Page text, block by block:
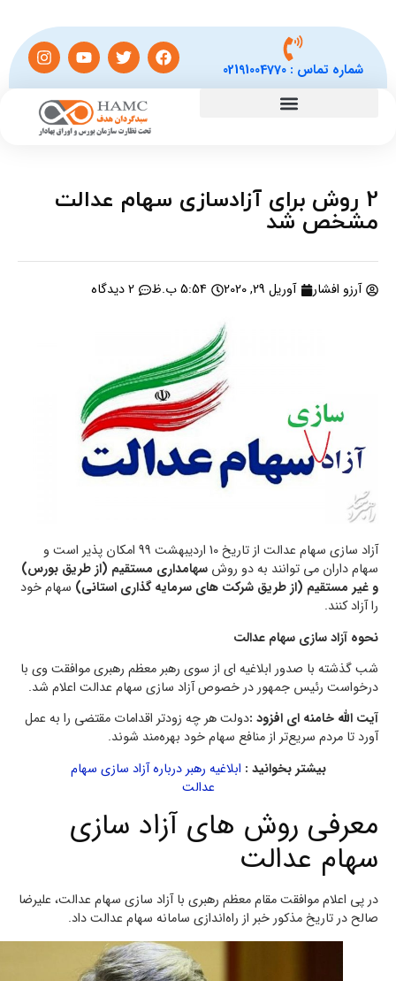
شماره تماس :02191004770
2 روش برای آزادسازی سهام عدالت
مشخص شد
آرزو افشار آوریل 29, 2020 5:54 ب.ظ 2 دیدگاه
آزاد سازی سهام عدالت از تاریخ 10 اردیبهشت 99 امکان پذیر است و
سهام داران می توانند به دو روشسهامداری مستقیم (از طریق بورس)
و غیر مستقیم (از طریق شرکت های سرمایه گذاری استانی)سهام خود
را آزاد کنند.
نحوه آزاد سازی سهام عدالت
شب گذشته با صدور ابلاغیه ای از سوی رهبر معظم رهبری موافقت وی با
درخواست رئیس جمهور در خصوص آزاد سازی سهام عدالت اعلام شد.
آیت الله خامنه ای افزود :دولت هر چه زودتر اقدامات مقتضی را به عمل
آورد تا مردم سریع‌تر از منافع سهام خود بهره‌مند شوند.
بیشتر بخوانید :ابلاغیه رهبر درباره آزاد سازی سهام
عدالت
معرفی روش های آزاد سازی
سهام عدالت
در پی اعلام موافقت مقام معظم رهبری با آزاد سازی سهام عدالت، علیرضا
صالح در تاریخ مذکور خبر از راه‌اندازی سامانه سهام عدالت داد.